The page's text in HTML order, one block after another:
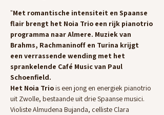
"Met romantische intensiteit en Spaanse
flair brengt het Noia Trio een rijk pianotrio
programma naar Almere. Muziek van
Brahms, Rachmaninoff en Turina krijgt
een verrassende wending met het
sprankelende Café Music van Paul
Schoenfield.
Het Noia Trio is een jong en energiek pianotrio
uit Zwolle, bestaande uit drie Spaanse musici.
Violiste Almudena Bujanda, celliste Clara